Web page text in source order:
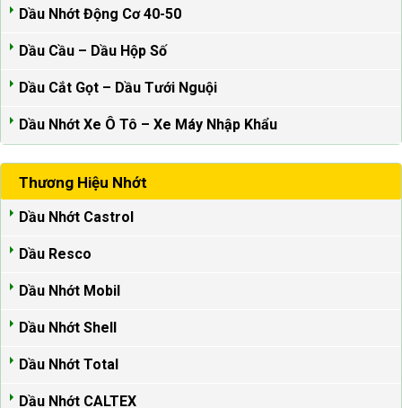
Dầu Nhớt Động Cơ 40-50
Dầu Cầu – Dầu Hộp Số
Dầu Cắt Gọt – Dầu Tưới Nguội
Dầu Nhớt Xe Ô Tô – Xe Máy Nhập Khẩu
Thương Hiệu Nhớt
Dầu Nhớt Castrol
Dầu Resco
Dầu Nhớt Mobil
Dầu Nhớt Shell
Dầu Nhớt Total
Dầu Nhớt CALTEX